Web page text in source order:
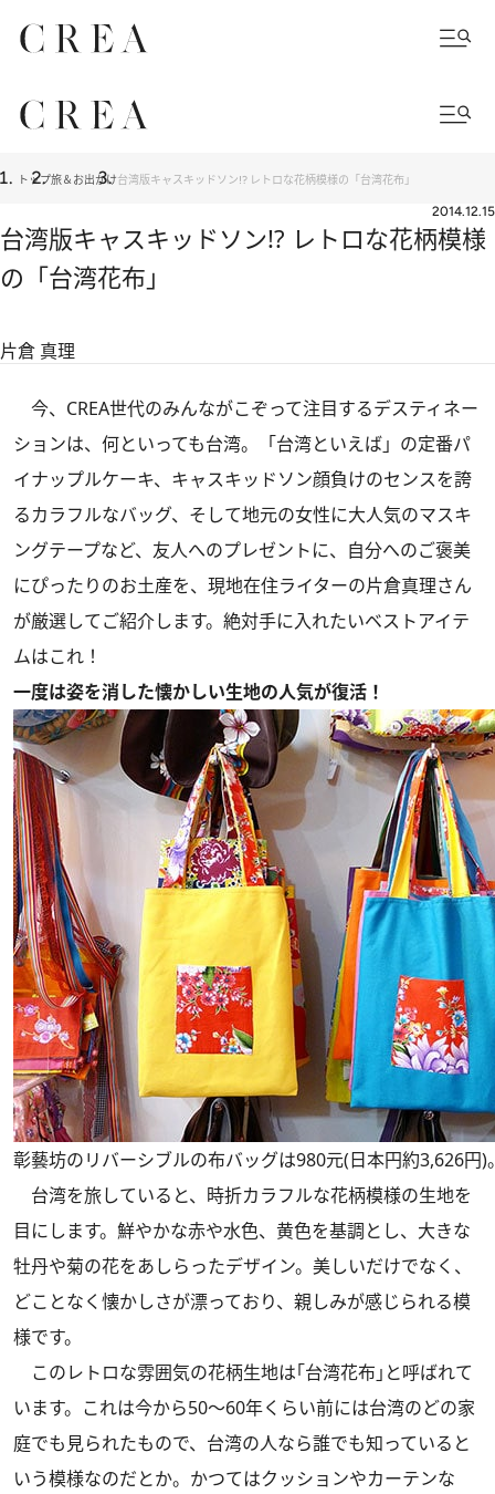
トップ旅＆お出かけ台湾版キャスキッドソン!? レトロな花柄模様の「台湾花布」
2014.12.15
台湾版キャスキッドソン!? レトロな花柄模様
の「台湾花布」
片倉 真理
今、CREA世代のみんながこぞって注目するデスティネー
ションは、何といっても台湾。「台湾といえば」の定番パ
イナップルケーキ、キャスキッドソン顔負けのセンスを誇
るカラフルなバッグ、そして地元の女性に大人気のマスキ
ングテープなど、友人へのプレゼントに、自分へのご褒美
にぴったりのお土産を、現地在住ライターの片倉真理さん
が厳選してご紹介します。絶対手に入れたいベストアイテ
ムはこれ！
一度は姿を消した懐かしい生地の人気が復活！
彰藝坊のリバーシブルの布バッグは980元(日本円約3,626円)
台湾を旅していると、時折カラフルな花柄模様の生地を
目にします。鮮やかな赤や水色、黄色を基調とし、大きな
牡丹や菊の花をあしらったデザイン。美しいだけでなく、
どことなく懐かしさが漂っており、親しみが感じられる模
様です。
このレトロな雰囲気の花柄生地は｢台湾花布｣と呼ばれて
います。これは今から50～60年くらい前には台湾のどの家
庭でも見られたもので、台湾の人なら誰でも知っていると
いう模様なのだとか。かつてはクッションやカーテンな